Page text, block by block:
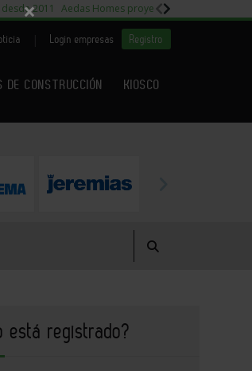
2011 Aedas Homes proyecto Fiora
Login empresas Registro
DE CONSTRUCCIÓN KIOSCO
está registrado?
×